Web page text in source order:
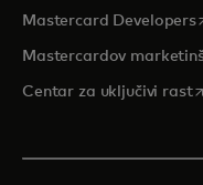
Mastercard Developers
Mastercardov
Centar za uključivi rast